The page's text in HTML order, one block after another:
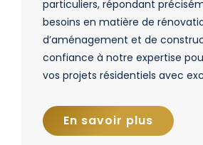
particuliers, répondant
besoins en matière de
d’aménagement et de
confiance à notre expertise
vos projets résidentiels avec
En savoir plus